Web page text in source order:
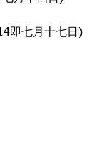
即七月十七日)